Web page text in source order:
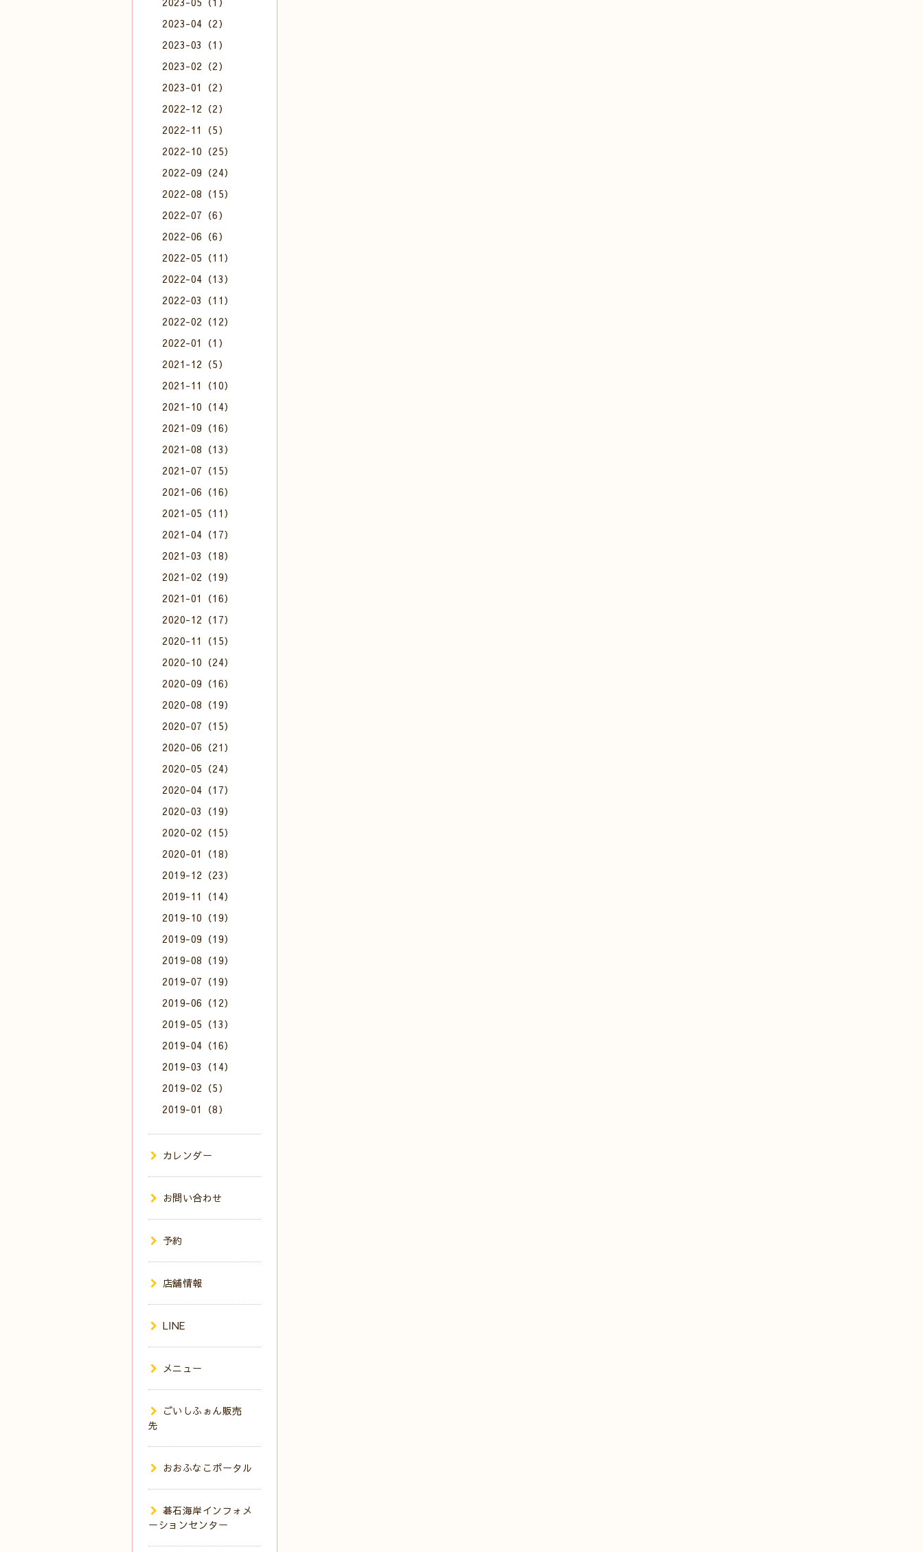
2023-04（2）
2023-03（1）
2023-02（2）
2023-01（2）
2022-12（2）
2022-11（5）
2022-10（25）
2022-09（24）
2022-08（15）
2022-07（6）
2022-06（6）
2022-05（11）
2022-04（13）
2022-03（11）
2022-02（12）
2022-01（1）
2021-12（5）
2021-11（10）
2021-10（14）
2021-09（16）
2021-08（13）
2021-07（15）
2021-06（16）
2021-05（11）
2021-04（17）
2021-03（18）
2021-02（19）
2021-01（16）
2020-12（17）
2020-11（15）
2020-10（24）
2020-09（16）
2020-08（19）
2020-07（15）
2020-06（21）
2020-05（24）
2020-04（17）
2020-03（19）
2020-02（15）
2020-01（18）
2019-12（23）
2019-11（14）
2019-10（19）
2019-09（19）
2019-08（19）
2019-07（19）
2019-06（12）
2019-05（13）
2019-04（16）
2019-03（14）
2019-02（5）
2019-01（8）
カレンダー
お問い合わせ
予約
店舗情報
LINE
メニュー
ごいしふぉん販売
先
おおふなこポータル
碁石海岸インフォメ
ーションセンター